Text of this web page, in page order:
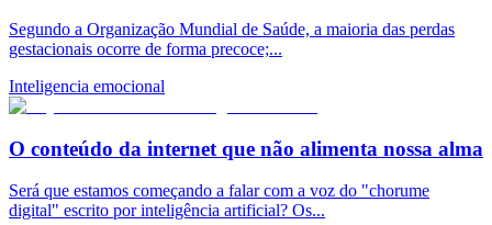
Segundo a Organização Mundial de Saúde, a maioria das perdas
gestacionais ocorre de forma precoce;...
Inteligencia emocional
O conteúdo da internet que não alimenta nossa alma
Será que estamos começando a falar com a voz do "chorume
digital" escrito por inteligência artificial? Os...